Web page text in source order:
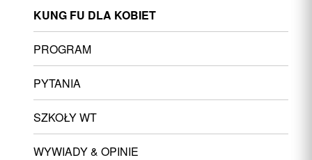
KUNG FU DLA KOBIET
PROGRAM
PYTANIA
SZKOŁY WT
WYWIADY & OPINIE